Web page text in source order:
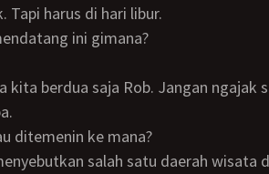
Tapi harus di hari libur.
ini gimana?
ditemenin ke mana?
salah satu daerah wisata